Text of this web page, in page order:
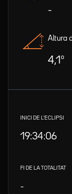
-
Altura
4,1º
INICI DE L'ECLIPSI
19:34:06
FI DE LA TOTALITAT
-